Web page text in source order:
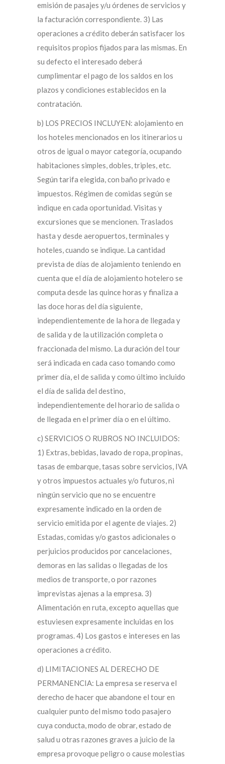
emisión de pasajes y/u órdenes de servicios y
la facturación correspondiente. 3) Las
operaciones a crédito deberán satisfacer los
requisitos propios fijados para las mismas. En
su defecto el interesado deberá
cumplimentar el pago de los saldos en los
plazos y condiciones establecidos en la
contratación.
b) LOS PRECIOS INCLUYEN: alojamiento en
los hoteles mencionados en los itinerarios u
otros de igual o mayor categoría, ocupando
habitaciones simples, dobles, triples, etc.
Según tarifa elegida, con baño privado e
impuestos. Régimen de comidas según se
indique en cada oportunidad. Visitas y
excursiones que se mencionen. Traslados
hasta y desde aeropuertos, terminales y
hoteles, cuando se indique. La cantidad
prevista de días de alojamiento teniendo en
cuenta que el día de alojamiento hotelero se
computa desde las quince horas y finaliza a
las doce horas del día siguiente,
independientemente de la hora de llegada y
de salida y de la utilización completa o
fraccionada del mismo. La duración del tour
será indicada en cada caso tomando como
primer día, el de salida y como último incluido
el día de salida del destino,
independientemente del horario de salida o
de llegada en el primer día o en el último.
c) SERVICIOS O RUBROS NO INCLUIDOS:
1) Extras, bebidas, lavado de ropa, propinas,
tasas de embarque, tasas sobre servicios, IVA
y otros impuestos actuales y/o futuros, ni
ningún servicio que no se encuentre
expresamente indicado en la orden de
servicio emitida por el agente de viajes. 2)
Estadas, comidas y/o gastos adicionales o
perjuicios producidos por cancelaciones,
demoras en las salidas o llegadas de los
medios de transporte, o por razones
imprevistas ajenas a la empresa. 3)
Alimentación en ruta, excepto aquellas que
estuviesen expresamente incluidas en los
programas. 4) Los gastos e intereses en las
operaciones a crédito.
d) LIMITACIONES AL DERECHO DE
PERMANENCIA: La empresa se reserva el
derecho de hacer que abandone el tour en
cualquier punto del mismo todo pasajero
cuya conducta, modo de obrar, estado de
salud u otras razones graves a juicio de la
empresa provoque peligro o cause molestias